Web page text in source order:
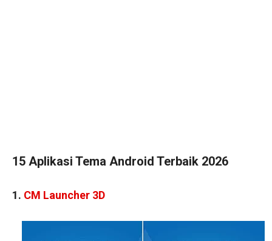
15 Aplikasi Tema Android Terbaik 2026
1. CM Launcher 3D